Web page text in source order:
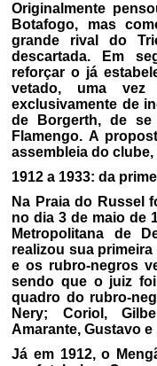
Originalmente
Botafogo, mas
grande rival do
descartada. Em
reforçar o já
vetado, uma
exclusivamente de
de Borgerth, de
Flamengo. A
assembleia do
1912 a 1933: da
Na Praia do Russel
no dia 3 de maio de
Metropolitana de
realizou sua
e os rubro-negros
sendo que o juiz
quadro do rubro-
Nery; Coriol,
Amarante, Gustavo
Já em 1912, o